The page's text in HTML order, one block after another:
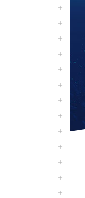












